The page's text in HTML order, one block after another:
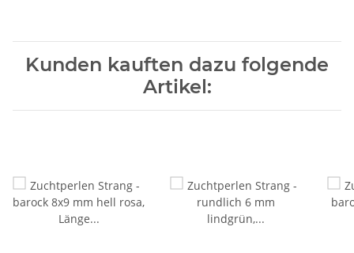
Kunden kauften dazu folgende
Artikel: